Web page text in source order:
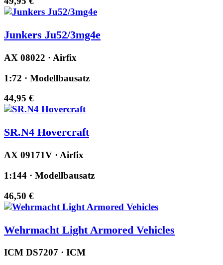
Junkers Ju52/3mg4e
AX 08022 · Airfix
1:72 · Modellbausatz
44,95 €
SR.N4 Hovercraft
AX 09171V · Airfix
1:144 · Modellbausatz
46,50 €
Wehrmacht Light Armored Vehicles
ICM DS7207 · ICM